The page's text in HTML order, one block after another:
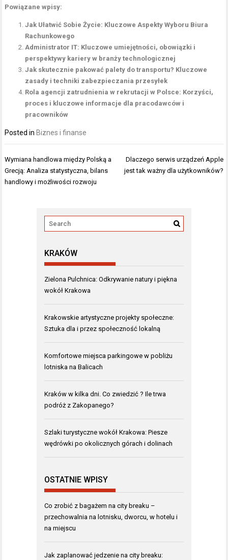
Powiązane wpisy:
Jak Ułatwić Sobie Życie: Kluczowe Aspekty Wyboru Biura
Rachunkowego
Administrator IT: Kluczowe umiejętności, obowiązki i
perspektywy kariery w branży technologicznej
Jak skutecznie pakować palety do transportu? Kluczowe
zasady i techniki zabezpieczania przesyłek
Rola agencji zatrudnienia w rekrutacji w Polsce: Korzyści,
proces i kluczowe informacje dla pracodawców i
pracowników
Posted in Biznes i finanse
Nawigacja
wpisu
Wymiana handlowa między Polską a
Grecją: Analiza statystyczna, bilans
handlowy i możliwości rozwoju
Dlaczego serwis urządzeń Apple
jest tak ważny dla użytkowników?
KRAKÓW
Zielona Pulchnica: Odkrywanie natury i piękna
wokół Krakowa
Krakowskie artystyczne projekty społeczne:
Sztuka dla i przez społeczność lokalną
Komfortowe miejsca parkingowe w pobliżu
lotniska na Balicach
Kraków w kilka dni. Co zwiedzić ? Ile trwa
podróż z Zakopanego?
Szlaki turystyczne wokół Krakowa: Piesze
wędrówki po okolicznych górach i dolinach
OSTATNIE WPISY
Co zrobić z bagażem na city breaku –
przechowalnia na lotnisku, dworcu, w hotelu i
na miejscu
Jak zaplanować jedzenie na city breaku: